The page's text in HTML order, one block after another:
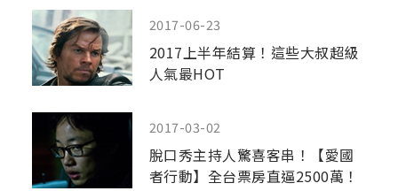
2017-06-23
2017上半年結算！這些大叔超級
人氣最HOT
2017-03-02
脫口秀主持人驚喜客串！【愛國
者行動】全台票房直逼2500萬！